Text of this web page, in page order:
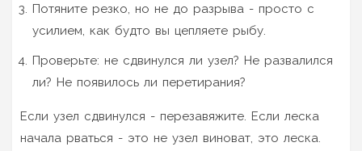
Потяните резко, но не до разрыва - просто с
усилием, как будто вы цепляете рыбу.
Проверьте: не сдвинулся ли узел? Не развалился
ли? Не появилось ли перетирания?
Если узел сдвинулся - перезавяжите. Если леска
начала рваться - это не узел виноват, это леска.